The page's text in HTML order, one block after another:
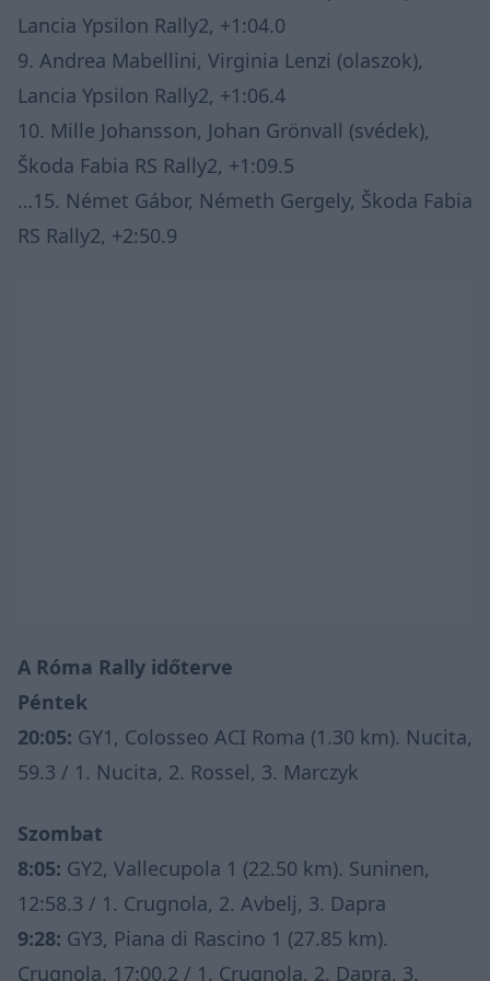
Lancia Ypsilon Rally2, +1:04.0
9. Andrea Mabellini, Virginia Lenzi (olaszok),
Lancia Ypsilon Rally2, +1:06.4
10. Mille Johansson, Johan Grönvall (svédek),
Škoda Fabia RS Rally2, +1:09.5
…15. Német Gábor, Németh Gergely, Škoda Fabia
RS Rally2, +2:50.9
A Róma Rally időterve
Péntek
20:05: GY1, Colosseo ACI Roma (1.30 km). Nucita,
59.3 / 1. Nucita, 2. Rossel, 3. Marczyk
Szombat
8:05: GY2, Vallecupola 1 (22.50 km). Suninen,
12:58.3 / 1. Crugnola, 2. Avbelj, 3. Dapra
9:28: GY3, Piana di Rascino 1 (27.85 km).
Crugnola, 17:00.2 / 1. Crugnola, 2. Dapra, 3.